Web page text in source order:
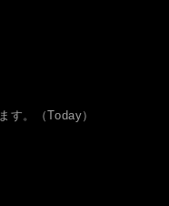
す。（Today）